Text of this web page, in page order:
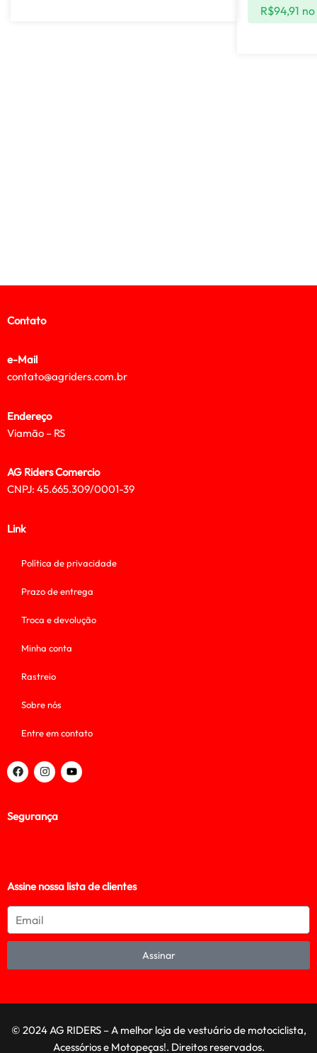
R$94,91
Contato
e-Mail
contato@agriders.com.br
Endereço
Viamão – RS
AG Riders Comercio
CNPJ: 45.665.309/0001-39
Link
Política de privacidade
Prazo de entrega
Troca e devolução
Minha conta
Rastreio
Sobre nós
Entre em contato
Segurança
Assine nossa lista de clientes
Assinar
© 2024 AG RIDERS – A melhor loja de vestuário de motociclista,
Acessórios e Motopeças!. Direitos reservados.